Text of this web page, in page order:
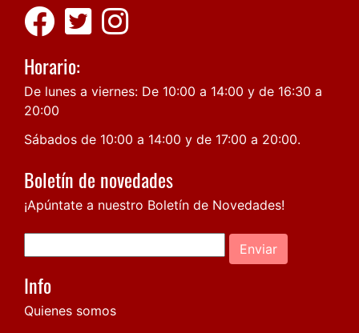
Horario:
De lunes a viernes: De 10:00 a 14:00 y de 16:30 a
20:00
Sábados de 10:00 a 14:00 y de 17:00 a 20:00.
Boletín de novedades
¡Apúntate a nuestro Boletín de Novedades!
Enviar
Info
Quienes somos